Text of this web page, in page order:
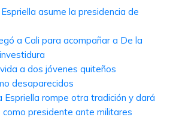
asume la presidencia de
a Cali para acompañar a De la
a dos jóvenes quiteños
desaparecidos
Espriella rompe otra tradición y dará
como presidente ante militares